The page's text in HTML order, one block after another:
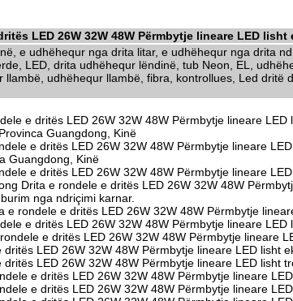
LED 26W 32W 48W Përmbytje lineare LED
e udhëhequr nga drita litar, e udhëhequr nga drita
LED, drita udhëhequr lëndinë, tub Neon, EL,
llambë, udhëhequr llambë, fibra, kontrollues, Led dritë
e dritës LED 26W 32W 48W Përmbytje lineare LED
Guangdong, Kinë
e dritës LED 26W 32W 48W Përmbytje lineare
Guangdong, Kinë
e dritës LED 26W 32W 48W Përmbytje lineare
Drita e rondele e dritës LED 26W 32W 48W
nga ndriçimi karnar.
e rondele e dritës LED 26W 32W 48W Përmbytje
e dritës LED 26W 32W 48W Përmbytje lineare LED
e dritës LED 26W 32W 48W Përmbytje lineare
dritës LED 26W 32W 48W Përmbytje lineare LED lisht
dritës LED 26W 32W 48W Përmbytje lineare LED lisht
e dritës LED 26W 32W 48W Përmbytje lineare
e dritës LED 26W 32W 48W Përmbytje lineare